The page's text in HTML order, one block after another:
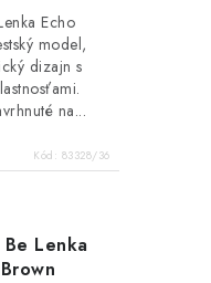
Echo
model,
dizajn s
na...
Kód: 83328/36
Lenka